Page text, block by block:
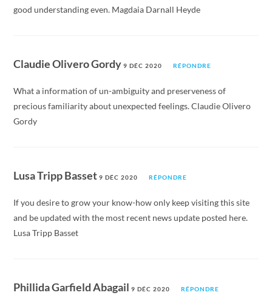
good understanding even. Magdaia Darnall Heyde
Claudie Olivero Gordy9 DÉC 2020 RÉPONDRE
What a information of un-ambiguity and preserveness of
precious familiarity about unexpected feelings. Claudie Olivero
Gordy
Lusa Tripp Basset9 DÉC 2020 RÉPONDRE
If you desire to grow your know-how only keep visiting this site
and be updated with the most recent news update posted here.
Lusa Tripp Basset
Phillida Garfield Abagail9 DÉC 2020 RÉPONDRE